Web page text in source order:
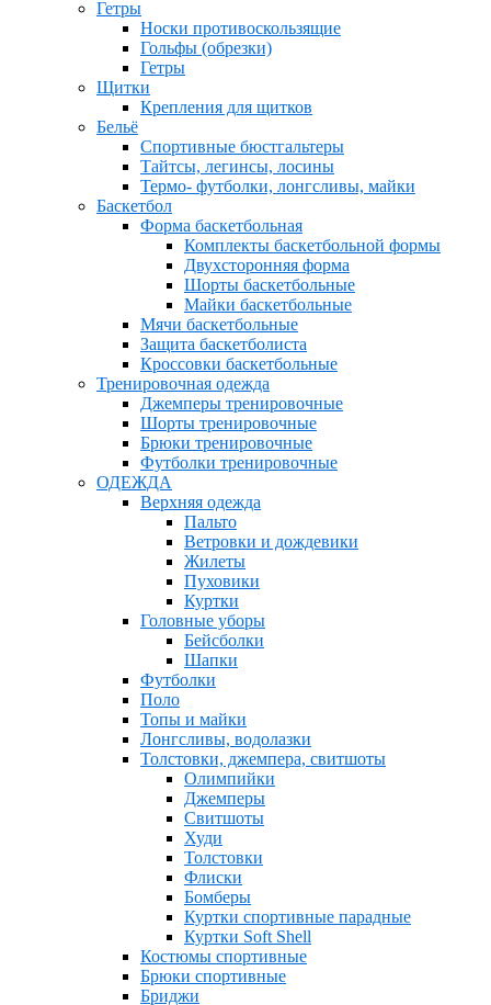
Гетры
Носки противоскользящие
Гольфы (обрезки)
Гетры
Щитки
Крепления для щитков
Бельё
Спортивные бюстгальтеры
Тайтсы, легинсы, лосины
Термо- футболки, лонгсливы, майки
Баскетбол
Форма баскетбольная
Комплекты баскетбольной формы
Двухсторонняя форма
Шорты баскетбольные
Майки баскетбольные
Мячи баскетбольные
Защита баскетболиста
Кроссовки баскетбольные
Тренировочная одежда
Джемперы тренировочные
Шорты тренировочные
Брюки тренировочные
Футболки тренировочные
ОДЕЖДА
Верхняя одежда
Пальто
Ветровки и дождевики
Жилеты
Пуховики
Куртки
Головные уборы
Бейсболки
Шапки
Футболки
Поло
Топы и майки
Лонгсливы, водолазки
Толстовки, джемпера, свитшоты
Олимпийки
Джемперы
Свитшоты
Худи
Толстовки
Флиски
Бомберы
Куртки спортивные парадные
Куртки Soft Shell
Костюмы спортивные
Брюки спортивные
Бриджи